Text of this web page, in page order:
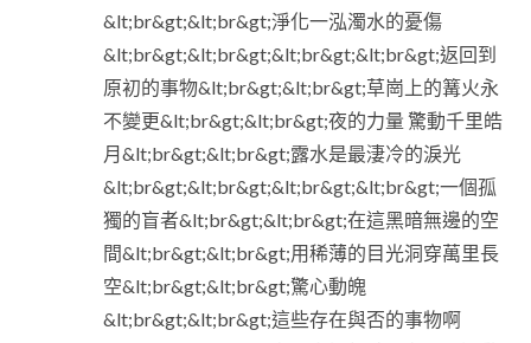
&lt;br&gt;&lt;br&gt;淨化一泓濁水的憂傷
&lt;br&gt;&lt;br&gt;&lt;br&gt;&lt;br&gt;返回到
原初的事物&lt;br&gt;&lt;br&gt;草崗上的篝火永
不變更&lt;br&gt;&lt;br&gt;夜的力量 驚動千里皓
月&lt;br&gt;&lt;br&gt;露水是最淒冷的淚光
&lt;br&gt;&lt;br&gt;&lt;br&gt;&lt;br&gt;一個孤
獨的盲者&lt;br&gt;&lt;br&gt;在這黑暗無邊的空
間&lt;br&gt;&lt;br&gt;用稀薄的目光洞穿萬里長
空&lt;br&gt;&lt;br&gt;驚心動魄
&lt;br&gt;&lt;br&gt;這些存在與否的事物啊